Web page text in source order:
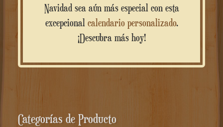
Navidad sea aún más especial con esta
excepcional calendario personalizado.
¡Descubra más hoy!
Categorías de Producto